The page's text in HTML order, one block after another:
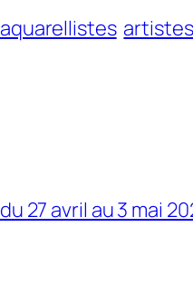
aquarellistes artistes
27 avril au 3 mai